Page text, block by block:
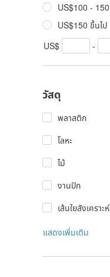
US$100 - 150
US$150 ขึ้นไป
US$
-
วัสดุ
พลาสติก
โลหะ
ไม้
งานปัก
เส้นใยสังเคราะห์
แสดงเพิ่มเติม